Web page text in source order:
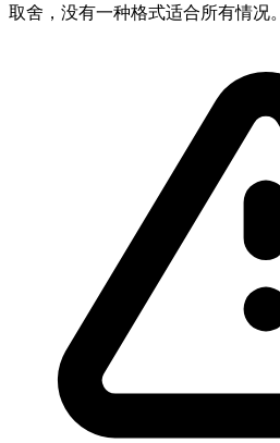
取舍，没有一种格式适合所有情况。